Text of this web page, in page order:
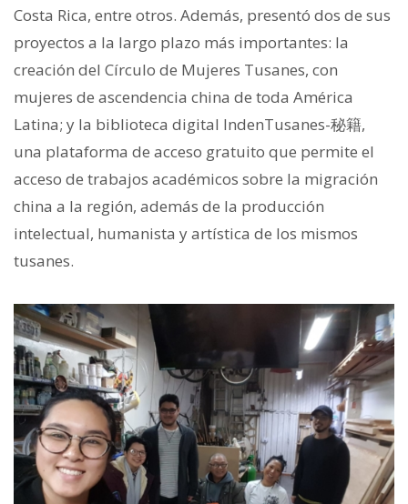
Costa Rica, entre otros. Además, presentó dos de sus
proyectos a la largo plazo más importantes: la
creación del Círculo de Mujeres Tusanes, con
mujeres de ascendencia china de toda América
Latina; y la biblioteca digital IndenTusanes-秘籍,
una plataforma de acceso gratuito que permite el
acceso de trabajos académicos sobre la migración
china a la región, además de la producción
intelectual, humanista y artística de los mismos
tusanes.